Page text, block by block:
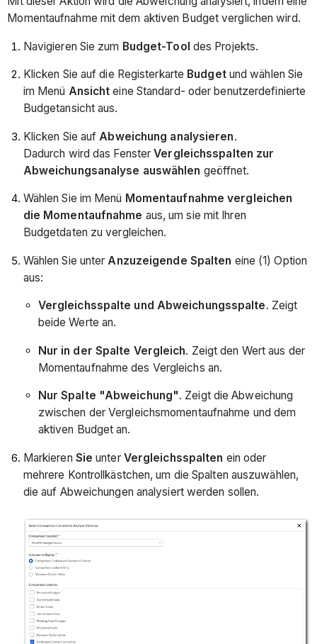
Momentaufnahme mit dem aktiven Budget verglichen wird.
Navigieren Sie zum Budget-Tool des Projekts.
Klicken Sie auf die Registerkarte Budgetund wählen Sie
im Menü Ansicht eine Standard- oder benutzerdefinierte
Budgetansicht aus.
Klicken Sie aufAbweichung analysieren.
Dadurch wird das FensterVergleichsspalten zur
Abweichungsanalyse auswählen geöffnet.
Wählen Sie im Menü Momentaufnahme vergleichen
die Momentaufnahme aus, um sie mit Ihren
Budgetdaten zu vergleichen.
Wählen Sie unterAnzuzeigende Spalten eine (1) Option
aus:
Vergleichsspalte und Abweichungsspalte. Zeigt
beide Werte an.
Nur in der Spalte Vergleich. Zeigt den Wert aus der
Momentaufnahme des Vergleichs an.
Nur Spalte "Abweichung". Zeigt die Abweichung
zwischen der Vergleichsmomentaufnahme und dem
aktiven Budget an.
Markieren Sie unter Vergleichsspalten ein oder
mehrere Kontrollkästchen, um die Spalten auszuwählen,
die auf Abweichungen analysiert werden sollen.